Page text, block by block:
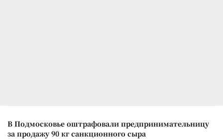
В Подмосковье оштрафовали предпринимательницу
за продажу 90 кг санкционного сыра